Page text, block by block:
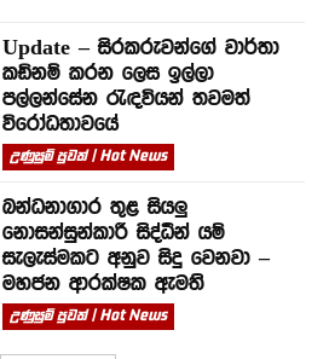
Update – සිරකරුවන්⁣ගේ වාර්තා
කඩිනම් කරන ලෙස ඉල්ලා
පල්ලන්සේන රැඳවියන් තවමත්
විරෝධතාවයේ
උණුසුම් පුවත් | Hot News
බන්ධනාගාර තුළ සියලු
නොසන්සුන්කාරී සිද්ධීන් යම්
සැලැස්මකට අනුව සිදු වෙනවා –
මහජන ආරක්ෂක ඇමති
උණුසුම් පුවත් | Hot News